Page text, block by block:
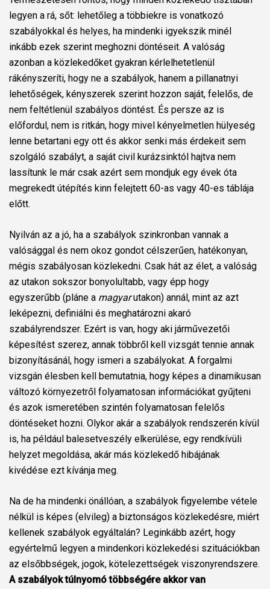
legyen a rá, sőt: lehetőleg a többiekre is vonatkozó
szabályokkal és helyes, ha mindenki igyekszik minél
inkább ezek szerint meghozni döntéseit. A valóság
azonban a közlekedőket gyakran kérlelhetetlenül
rákényszeríti, hogy ne a szabályok, hanem a pillanatnyi
lehetőségek, kényszerek szerint hozzon saját, felelős, de
nem feltétlenül szabályos döntést. És persze az is
előfordul, nem is ritkán, hogy mivel kényelmetlen hülyeség
lenne betartani egy ott és akkor senki más érdekeit sem
szolgáló szabályt, a saját civil kurázsinktól hajtva nem
lassítunk le már csak azért sem mondjuk egy évek óta
megrekedt útépítés kinn felejtett 60-as vagy 40-es táblája
előtt.
Nyilván az a jó, ha a szabályok szinkronban vannak a
valósággal és nem okoz gondot célszerűen, hatékonyan,
mégis szabályosan közlekedni. Csak hát az élet, a valóság
az utakon sokszor bonyolultabb, vagy épp hogy
egyszerűbb (pláne a magyarutakon) annál, mint az azt
leképezni, definiálni és meghatározni akaró
szabályrendszer. Ezért is van, hogy aki járművezetői
képesítést szerez, annak többről kell vizsgát tennie annak
bizonyításánál, hogy ismeri a szabályokat. A forgalmi
vizsgán élesben kell bemutatnia, hogy képes a dinamikusan
változó környezetről folyamatosan információkat gyűjteni
és azok ismeretében szintén folyamatosan felelős
döntéseket hozni. Olykor akár a szabályok rendszerén kívül
is, ha például balesetveszély elkerülése, egy rendkívüli
helyzet megoldása, akár más közlekedő hibájának
kivédése ezt kívánja meg.
Na de ha mindenki önállóan, a szabályok figyelembe vétele
nélkül is képes (elvileg) a biztonságos közlekedésre, miért
kellenek szabályok egyáltalán? Leginkább azért, hogy
egyértelmű legyen a mindenkori közlekedési szituációkban
az elsőbbségek, jogok, kötelezettségek viszonyrendszere.
A szabályok túlnyomó többségére akkor van